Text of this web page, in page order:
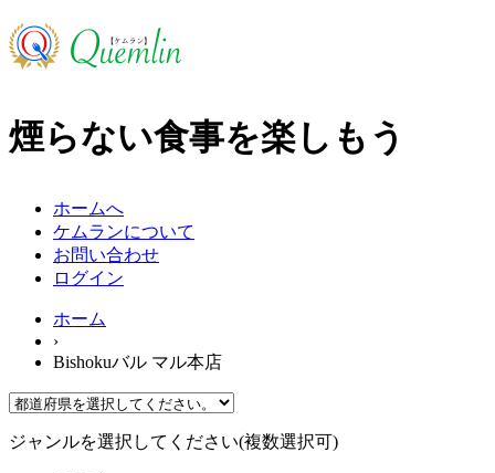
煙らない食事を楽しもう
ホームへ
ケムランについて
お問い合わせ
ログイン
ホーム
›
Bishokuバル マル本店
ジャンルを選択してください(複数選択可)